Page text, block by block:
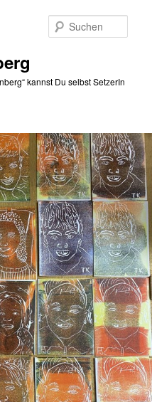
kannst Du selbst SetzerIn